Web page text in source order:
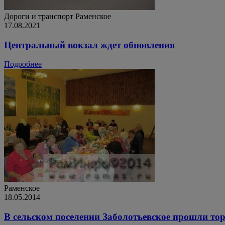
Дороги и транспорт Раменское
17.08.2021
Центральный вокзал ждет обновления
Подробнее
Раменское
18.05.2014
В сельском поселении Заболотьевское прошли